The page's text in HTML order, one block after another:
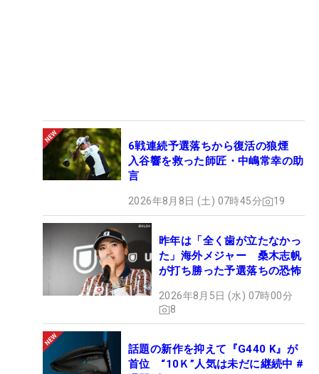
6戦連続予選落ちから復活の狼煙
入谷響を救った師匠・中嶋常幸の助
言
2026年8月8日 (土) 07時45分 19
昨年は「全く歯が立たなかっ
た」海外メジャー 桑木志帆
が打ち勝った予選落ちの恐怖
2026年8月5日 (水) 07時00分
8
話題の新作を抑えて『G440 K』が
首位 “10Ｋ”人気は未だに継続中 #